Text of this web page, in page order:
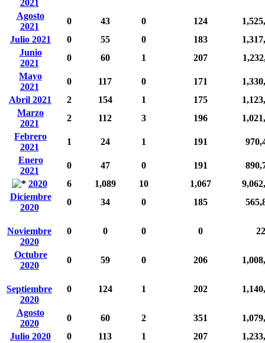
2021
Agosto
2021
0 43 0 124
Julio 2021
0 55 0 183
Junio
2021
0 60 1 207
Mayo
2021
0 117 0 171
Abril 2021
2 154 1 175
Marzo
2021
2 112 3 196
Febrero
2021
1 24 1 191
Enero
2021
0 47 0 191
2020
6 1,089 10 1,067
Diciembre
2020
0 34 0 185
Noviembre
2020
0 0 0 0 22
Octubre
2020
0 59 0 206
Septiembre
2020
0 124 1 202
Agosto
2020
0 60 2 351
Julio 2020
0 113 1 207